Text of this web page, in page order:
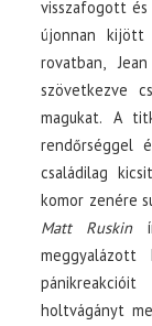
visszafogott
újonnan kijött
rovatban,
szövetkezve
magukat. A
rendőrséggel
családilag
komor zenére
Matt Ruskin
meggyalázott
holtvágányt